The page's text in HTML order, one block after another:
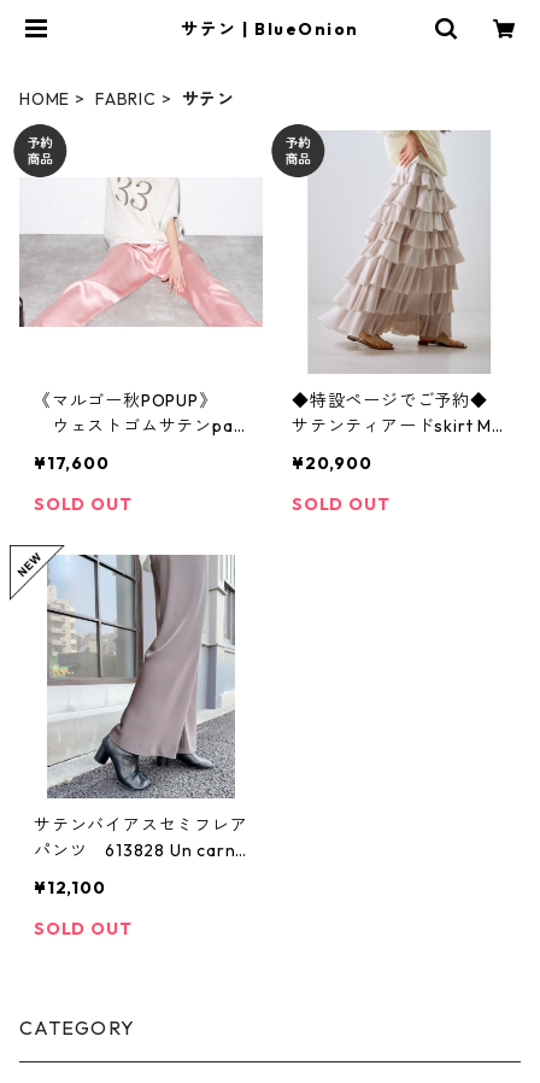
サテン | BlueOnion
HOME FABRIC サテン
《マルゴー秋POPUP》
ウェストゴムサテンpan
-A 2607c-008
¥17,600
SOLD OUT
◆特設ページでご予約◆
サテンティアードskirt M2
¥20,900 税込
¥20,900
SOLD OUT
サテンバイアスセミフレア
パンツ 613828 Un carne
¥12,100
SOLD OUT
CATEGORY